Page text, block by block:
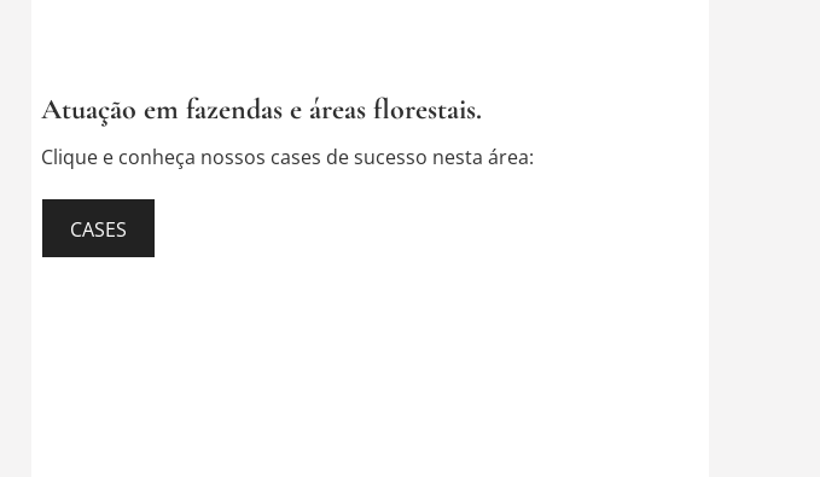
Atuação em fazendas e áreas florestais.
Clique e conheça nossos cases de sucesso nesta área:
CASES